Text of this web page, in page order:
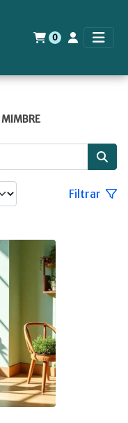
0
MIMBRE
Filtrar